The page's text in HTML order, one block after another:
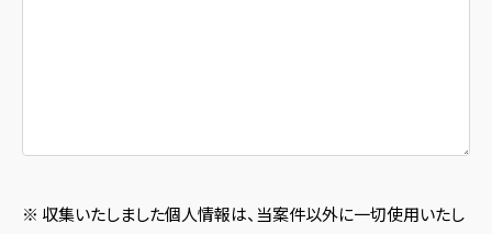
※ 収集いたしました個人情報は、当案件以外に一切使用いたし